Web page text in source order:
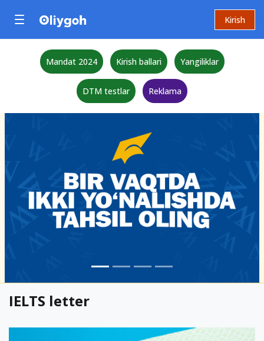
Kirish
Mandat 2024 Kirish ballari Yangiliklar
DTM testlar Reklama
IELTS letter